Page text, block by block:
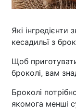
Які інгредієнти
кесадильї з
Щоб
броколі, вам
Броколі
якомога менші